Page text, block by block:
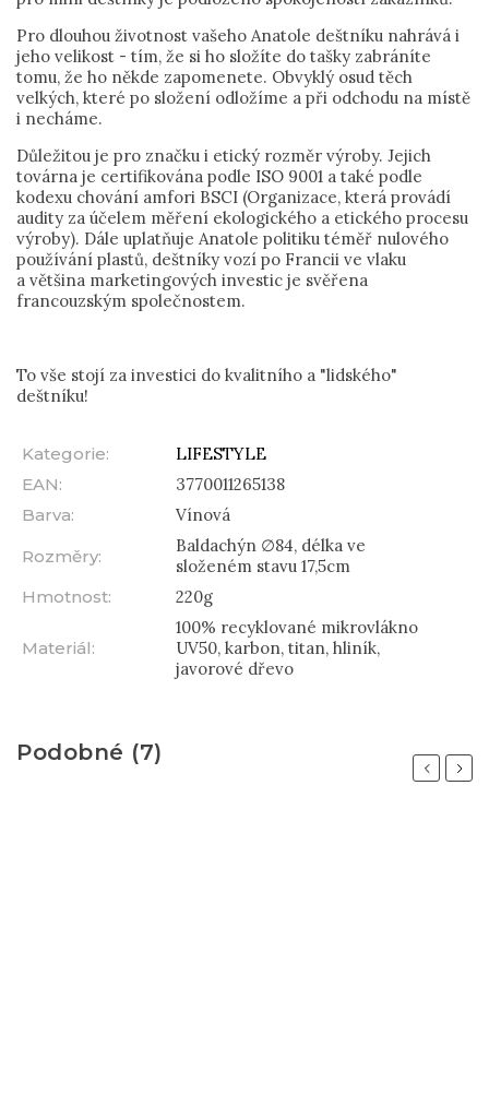
Pro dlouhou životnost vašeho Anatole deštníku nahrává i
jeho velikost - tím, že si ho složíte do tašky zabráníte
tomu, že ho někde zapomenete. Obvyklý osud těch
velkých, které po složení odložíme a při odchodu na místě
i necháme.
Důležitou je pro značku i etický rozměr výroby. Jejich
továrna je certifikována podle ISO 9001 a také podle
kodexu chování amfori BSCI (Organizace, která provádí
audity za účelem měření ekologického a etického procesu
výroby). Dále uplatňuje Anatole politiku téměř nulového
používání plastů, deštníky vozí po Francii ve vlaku
a většina marketingových investic je svěřena
francouzským společnostem.
To vše stojí za investici do kvalitního a "lidského"
deštníku!
Kategorie:
LIFESTYLE
EAN:
3770011265138
Barva:
Vínová
Rozměry:
Baldachýn ∅84, délka ve
složeném stavu 17,5cm
Hmotnost: 220g
Materiál:
100% recyklované mikrovlákno
UV50, karbon, titan, hliník,
javorové dřevo
Podobné (7)
Previous
Next